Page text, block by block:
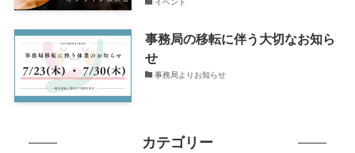
イベント
事務局の移転に伴う大切なお知ら
せ
事務局よりお知らせ
カテゴリー